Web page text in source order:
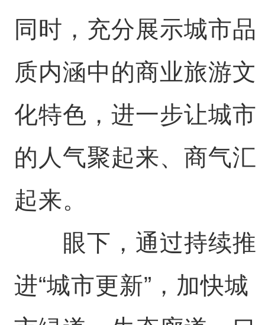
同时，充分展示城市品
质内涵中的商业旅游文
化特色，进一步让城市
的人气聚起来、商气汇
起来。
眼下，通过持续推
进“城市更新”，加快城